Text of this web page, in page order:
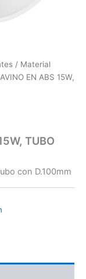
/ Material
EN ABS 15W,
TUBO
con D.100mm